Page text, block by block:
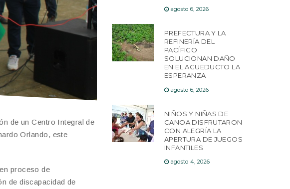
de un Centro Integral de
Orlando, este
proceso de
de discapacidad de
agosto 6, 2026
PREFECTURA Y LA
REFINERÍA DEL
PACÍFICO
SOLUCIONAN DAÑO
EN EL ACUEDUCTO LA
ESPERANZA
agosto 6, 2026
NIÑOS Y NIÑAS DE
CANOA DISFRUTARON
CON ALEGRÍA LA
APERTURA DE JUEGOS
INFANTILES
agosto 4, 2026